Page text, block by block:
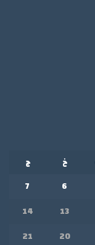
خ
ج
6
7
13
14
20
21